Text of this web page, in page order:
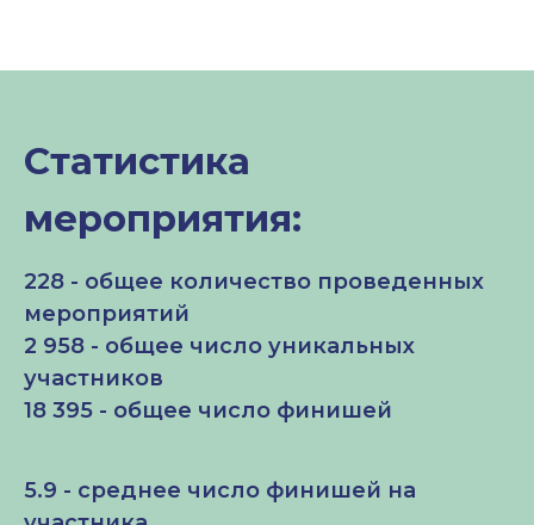
Статистика
мероприятия:
228 - общее количество проведенных
мероприятий
2 958 - общее число уникальных
участников
18 395 - общее число финишей
5.9 - среднее число финишей на